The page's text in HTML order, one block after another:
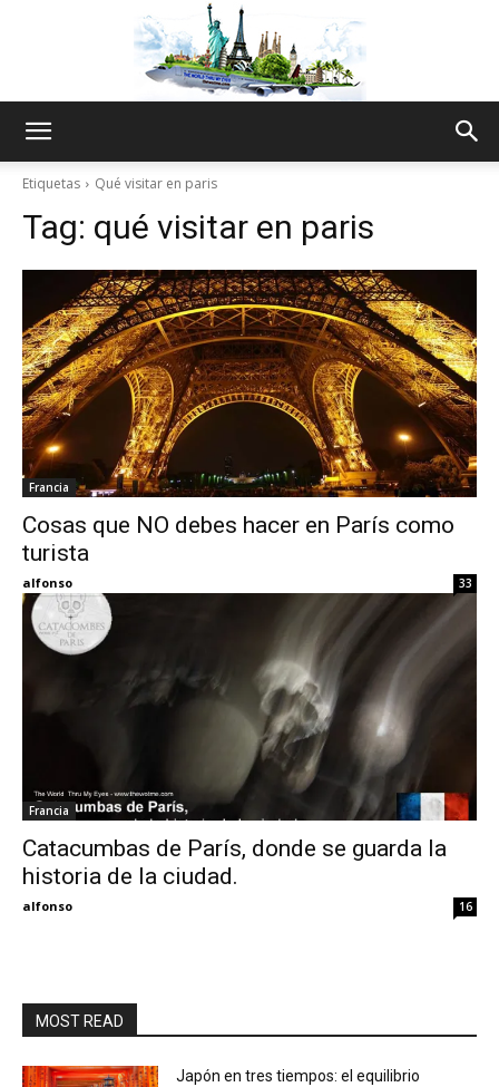
Thru
Etiquetas Qué visitar en paris
Tag: qué visitar en paris
Francia
Cosas que NO debes hacer en París como
turista
alfonso 33
Francia
Catacumbas de París, donde se guarda la
historia de la ciudad.
alfonso 16
MOST READ
Japón en tres tiempos: el equilibrio